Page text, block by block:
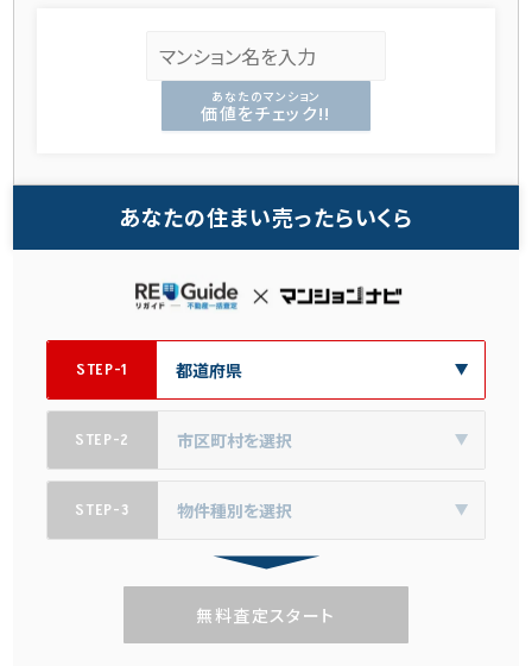
あなたのマンション
価値をチェック!!
あなたの住まい売ったらいくら
STEP-1
STEP-2
STEP-3
無料査定スタート